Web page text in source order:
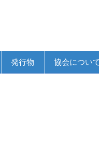
発行物 協会について